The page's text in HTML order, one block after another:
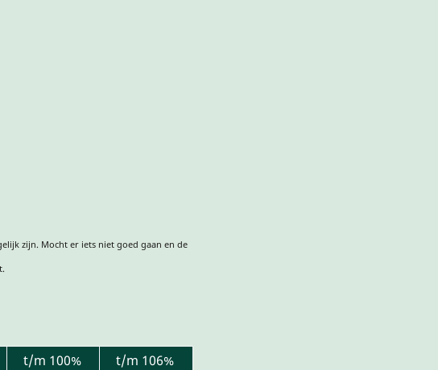
zijn. Mocht er iets niet goed gaan en de
t/m 100%
t/m 106%